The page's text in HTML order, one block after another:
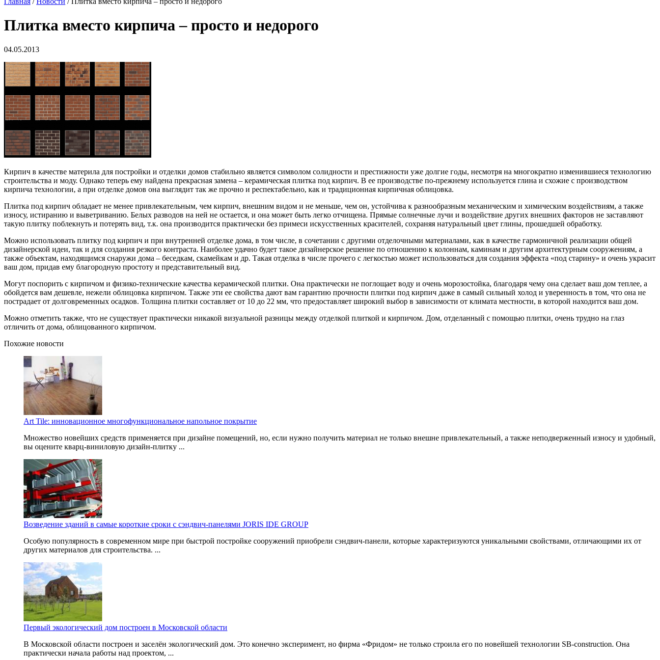
Плитка вместо кирпича – просто и недорого
04.05.2013
Кирпич в качестве материла для постройки и отделки домов стабильно является символом солидности и престижности уже долгие годы, несмотря на многократно изменившиеся технологию
строительства и моду. Однако теперь ему найдена прекрасная замена – керамическая плитка под кирпич. В ее производстве по-прежнему используется глина и схожие с производством
кирпича технологии, а при отделке домов она выглядит так же прочно и респектабельно, как и традиционная кирпичная облицовка.
Плитка под кирпич обладает не менее привлекательным, чем кирпич, внешним видом и не меньше, чем он, устойчива к разнообразным механическим и химическим воздействиям, а также
износу, истиранию и выветриванию. Белых разводов на ней не остается, и она может быть легко отчищена. Прямые солнечные лучи и воздействие других внешних факторов не заставляют
такую плитку поблекнуть и потерять вид, т.к. она производится практически без примеси искусственных красителей, сохраняя натуральный цвет глины, прошедшей обработку.
Можно использовать плитку под кирпич и при внутренней отделке дома, в том числе, в сочетании с другими отделочными материалами, как в качестве гармоничной реализации общей
дизайнерской идеи, так и для создания резкого контраста. Наиболее удачно будет такое дизайнерское решение по отношению к колоннам, каминам и другим архитектурным сооружениям, а
также объектам, находящимся снаружи дома – беседкам, скамейкам и др. Такая отделка в числе прочего с легкостью может использоваться для создания эффекта «под старину» и очень украсит
ваш дом, придав ему благородную простоту и представительный вид.
Могут поспорить с кирпичом и физико-технические качества керамической плитки. Она практически не поглощает воду и очень морозостойка, благодаря чему она сделает ваш дом теплее, а
обойдется вам дешевле, нежели облицовка кирпичом. Также эти ее свойства дают вам гарантию прочности плитки под кирпич даже в самый сильный холод и уверенность в том, что она не
пострадает от долговременных осадков. Толщина плитки составляет от 10 до 22 мм, что предоставляет широкий выбор в зависимости от климата местности, в которой находится ваш дом.
Можно отметить также, что не существует практически никакой визуальной разницы между отделкой плиткой и кирпичом. Дом, отделанный с помощью плитки, очень трудно на глаз
отличить от дома, облицованного кирпичом.
Похожие новости
Art Tile: инновационное многофункциональное напольное покрытие
Множество новейших средств применяется при дизайне помещений, но, если нужно получить материал не только внешне привлекательный, а также неподверженный износу и удобный,
вы оцените кварц-виниловую дизайн-плитку ...
Возведение зданий в самые короткие сроки с сэндвич-панелями JORIS IDE GROUP
Особую популярность в современном мире при быстрой постройке сооружений приобрели сэндвич-панели, которые характеризуются уникальными свойствами, отличающими их от
других материалов для строительства. ...
Первый экологический дом построен в Московской области
В Московской области построен и заселён экологический дом. Это конечно эксперимент, но фирма «Фридом» не только строила его по новейшей технологии SB-construction. Она
практически начала работы над проектом, ...